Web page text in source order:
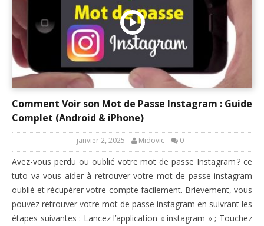
Comment Voir son Mot de Passe Instagram : Guide
Complet (Android & iPhone)
janvier 2, 2025 Midovic 0
Avez-vous perdu ou oublié votre mot de passe Instagram ? ce
tuto va vous aider à retrouver votre mot de passe instagram
oublié et récupérer votre compte facilement. Brievement, vous
pouvez retrouver votre mot de passe instagram en suivrant les
étapes suivantes : Lancez l’application « instagram » ; Touchez